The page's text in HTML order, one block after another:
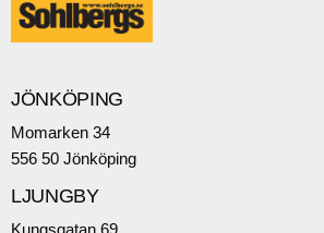
JÖNKÖPING
Momarken 34
556 50 Jönköping
LJUNGBY
Kungsgatan 69